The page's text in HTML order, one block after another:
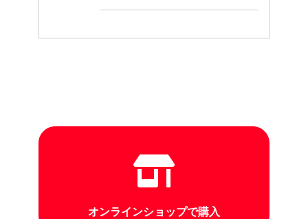
オンラインショップで購入